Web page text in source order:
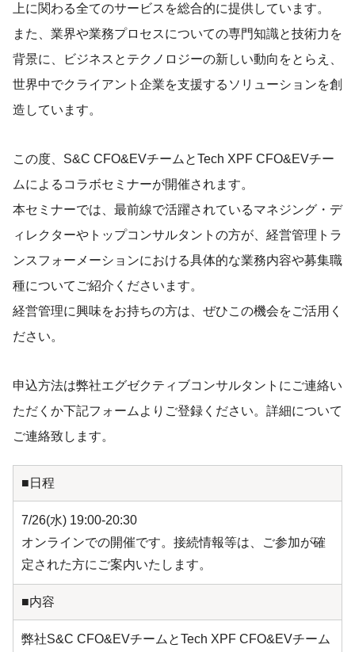
上に関わる全てのサービスを総合的に提供しています。
また、業界や業務プロセスについての専門知識と技術力を
背景に、ビジネスとテクノロジーの新しい動向をとらえ、
世界中でクライアント企業を支援するソリューションを創
造しています。
この度、S&C CFO&EVチームとTech XPF CFO&EVチー
ムによるコラボセミナーが開催されます。
本セミナーでは、最前線で活躍されているマネジング・デ
ィレクターやトップコンサルタントの方が、経営管理トラ
ンスフォーメーションにおける具体的な業務内容や募集職
種についてご紹介くださいます。
経営管理に興味をお持ちの方は、ぜひこの機会をご活用く
ださい。
申込方法は弊社エグゼクティブコンサルタントにご連絡い
ただくか下記フォームよりご登録ください。詳細について
ご連絡致します。
■日程
7/26(水) 19:00-20:30
オンラインでの開催です。接続情報等は、ご参加が確
定された方にご案内いたします。
■内容
弊社S&C CFO&EVチームとTech XPF CFO&EVチーム